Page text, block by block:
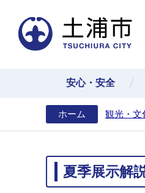
安心・安全
ホーム 観光・文
夏季展示解